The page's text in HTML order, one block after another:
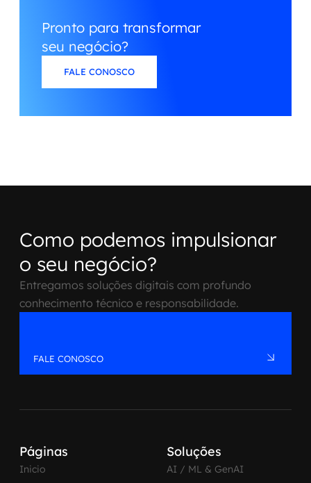
Pronto para transformar
seu negócio?
FALE CONOSCO
Como podemos impulsionar
o seu negócio?
Entregamos soluções digitais com profundo
conhecimento técnico e responsabilidade.
FALE CONOSCO
Páginas
Inicio
Soluções
AI / ML & GenAI